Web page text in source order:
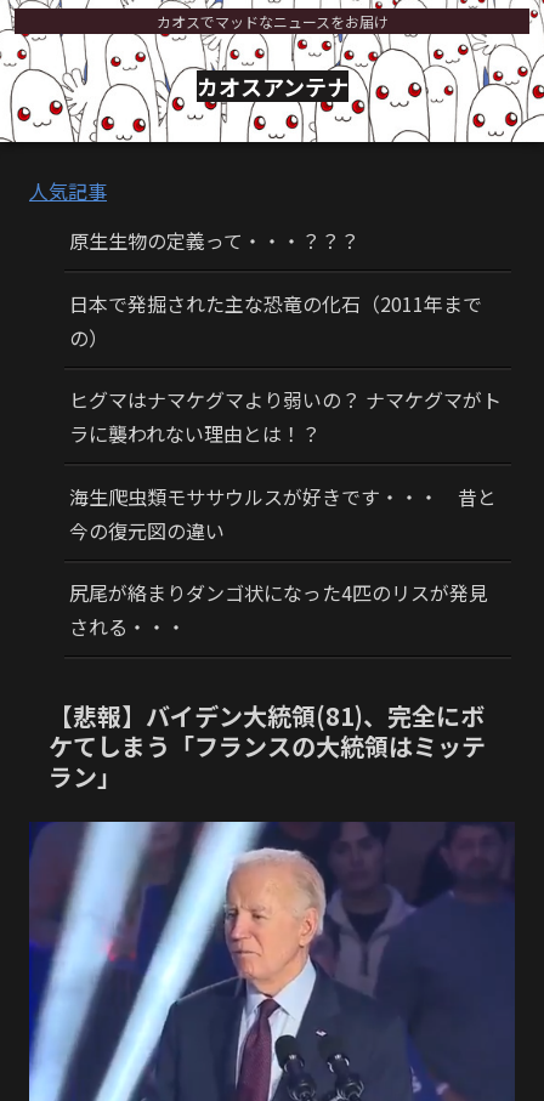
カオスでマッドなニュースをお届け
カオスアンテナ
人気記事
原生生物の定義って・・・？？？
日本で発掘された主な恐竜の化石（2011年まで
の）
ヒグマはナマケグマより弱いの？ ナマケグマがト
ラに襲われない理由とは！？
海生爬虫類モササウルスが好きです・・・ 昔と
今の復元図の違い
尻尾が絡まりダンゴ状になった4匹のリスが発見
される・・・
【悲報】バイデン大統領(81)、完全にボ
ケてしまう「フランスの大統領はミッテ
ラン」